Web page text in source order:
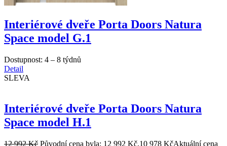
Interiérové dveře Porta Doors Natura
Space model G.1
Dostupnost: 4 – 8 týdnů
Detail
SLEVA
Interiérové dveře Porta Doors Natura
Space model H.1
12 992Kč Původní cena byla: 12 992 Kč.10 978 KčAktuální cena